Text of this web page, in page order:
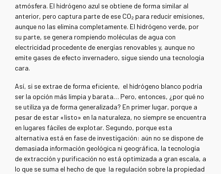
atmósfera. El hidrógeno azul se obtiene de forma similar al
anterior, pero captura parte de ese CO₂ para reducir emisiones,
aunque no las elimina completamente. El hidrógeno verde, por
su parte, se genera rompiendo moléculas de agua con
electricidad procedente de energías renovables y, aunque no
emite gases de efecto invernadero, sigue siendo una tecnología
cara.
Así, si se extrae de forma eficiente, el hidrógeno blanco podría
ser la opción más limpia y barata… Pero, entonces, ¿por qué no
se utiliza ya de forma generalizada? En primer lugar, porque a
pesar de estar «listo» en la naturaleza, no siempre se encuentra
en lugares fáciles de explotar. Segundo, porque esta
alternativa está en fase de investigación: aún no se dispone de
demasiada información geológica ni geográfica, la tecnología
de extracción y purificación no está optimizada a gran escala, a
lo que se suma el hecho de que la regulación sobre la propiedad